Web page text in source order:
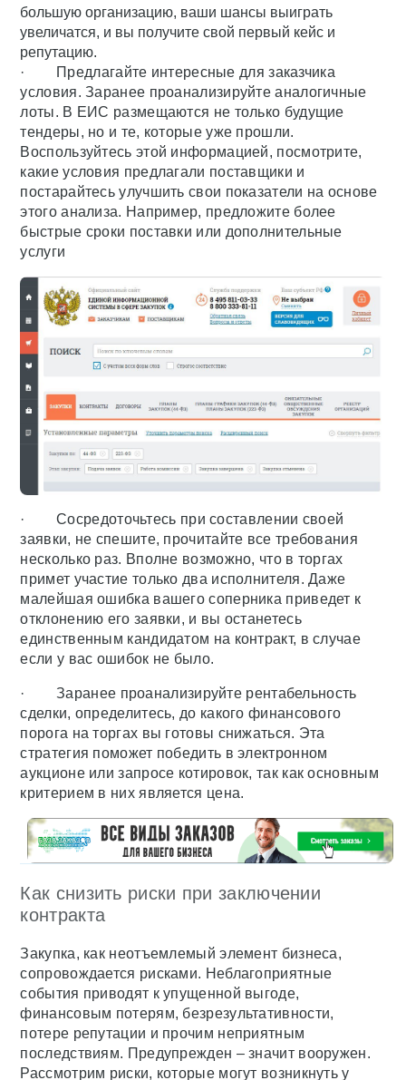
большую организацию, ваши шансы выиграть
увеличатся, и вы получите свой первый кейс и
репутацию.
· Предлагайте интересные для заказчика
условия. Заранее проанализируйте аналогичные
лоты. В ЕИС размещаются не только будущие
тендеры, но и те, которые уже прошли.
Воспользуйтесь этой информацией, посмотрите,
какие условия предлагали поставщики и
постарайтесь улучшить свои показатели на основе
этого анализа. Например, предложите более
быстрые сроки поставки или дополнительные
услуги
· Сосредоточьтесь при составлении своей
заявки, не спешите, прочитайте все требования
несколько раз. Вполне возможно, что в торгах
примет участие только два исполнителя. Даже
малейшая ошибка вашего соперника приведет к
отклонению его заявки, и вы останетесь
единственным кандидатом на контракт, в случае
если у вас ошибок не было.
· Заранее проанализируйте рентабельность
сделки, определитесь, до какого финансового
порога на торгах вы готовы снижаться. Эта
стратегия поможет победить в электронном
аукционе или запросе котировок, так как основным
критерием в них является цена.
Как снизить риски при заключении
контракта
Закупка, как неотъемлемый элемент бизнеса,
сопровождается рисками. Неблагоприятные
события приводят к упущенной выгоде,
финансовым потерям, безрезультативности,
потере репутации и прочим неприятным
последствиям. Предупрежден – значит вооружен.
Рассмотрим риски, которые могут возникнуть у